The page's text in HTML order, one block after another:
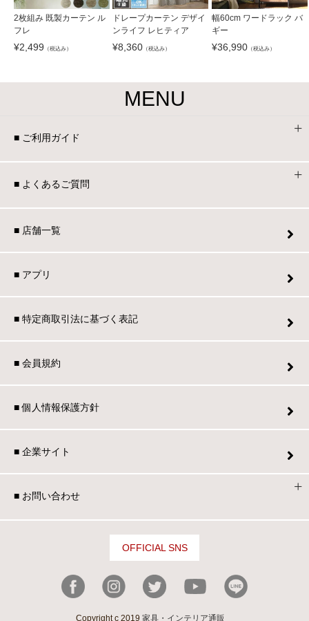
2枚組み 既製カーテン ル
フレ
¥2,499 （税込み）
ドレープカーテン デザイ
ンライフ レヒティア
¥8,360 （税込み）
幅60cm ワードラック バ
ギー
¥36,990（税込み）
MENU
■ ご利用ガイド
■ よくあるご質問
■ 店舗一覧
■ アプリ
■ 特定商取引法に基づく表記
■ 会員規約
■ 個人情報保護方針
■ 企業サイト
■ お問い合わせ
OFFICIAL SNS
Copyright c 2019 家具・インテリア通販